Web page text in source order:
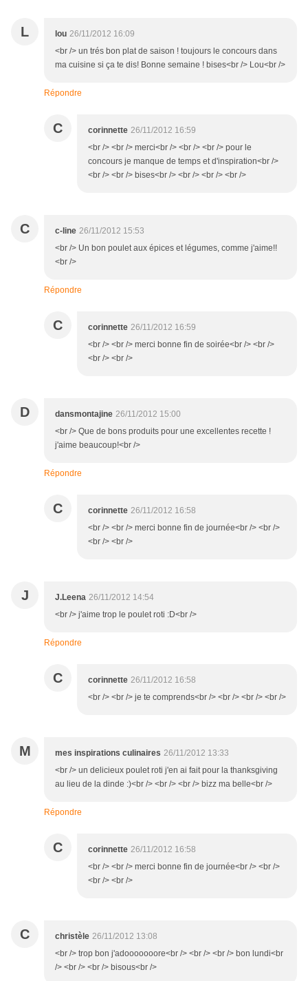
L lou 26/11/2012 16:09
<br /> un trés bon plat de saison ! toujours le concours dans
ma cuisine si ça te dis! Bonne semaine ! bises<br /> Lou<br />
Répondre
C corinnette 26/11/2012 16:59
<br /> <br /> merci<br /> <br /> <br /> pour le
concours je manque de temps et d'inspiration<br />
<br /> <br /> bises<br /> <br /> <br /> <br />
C c-line 26/11/2012 15:53
<br /> Un bon poulet aux épices et légumes, comme j'aime!!
<br />
Répondre
C corinnette 26/11/2012 16:59
<br /> <br /> merci bonne fin de soirée<br /> <br />
<br /> <br />
D dansmontajine 26/11/2012 15:00
<br /> Que de bons produits pour une excellentes recette !
j'aime beaucoup!<br />
Répondre
C corinnette 26/11/2012 16:58
<br /> <br /> merci bonne fin de journée<br /> <br />
<br /> <br />
J J.Leena 26/11/2012 14:54
<br /> j'aime trop le poulet roti :D<br />
Répondre
C corinnette 26/11/2012 16:58
<br /> <br /> je te comprends<br /> <br /> <br /> <br />
M mes inspirations culinaires 26/11/2012 13:33
<br /> un delicieux poulet roti j'en ai fait pour la thanksgiving
au lieu de la dinde :)<br /> <br /> <br /> bizz ma belle<br />
Répondre
C corinnette 26/11/2012 16:58
<br /> <br /> merci bonne fin de journée<br /> <br />
<br /> <br />
C christèle 26/11/2012 13:08
<br /> trop bon j'adooooooore<br /> <br /> <br /> bon lundi<br
/> <br /> <br /> bisous<br />